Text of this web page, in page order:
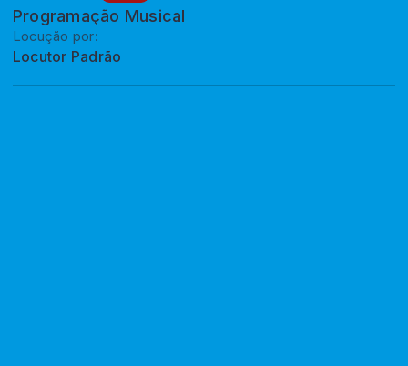
Programação Musical
Locução por:
Locutor Padrão